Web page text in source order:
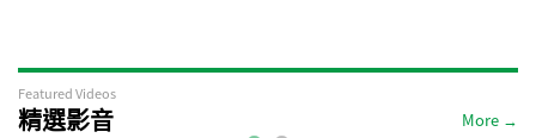
Featured Videos
精選影音 More →